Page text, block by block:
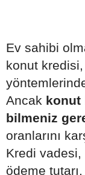
Ev sahibi
konut
Ancak konut
bilmeniz
oranlarını
Kredi vadesi,
ödeme